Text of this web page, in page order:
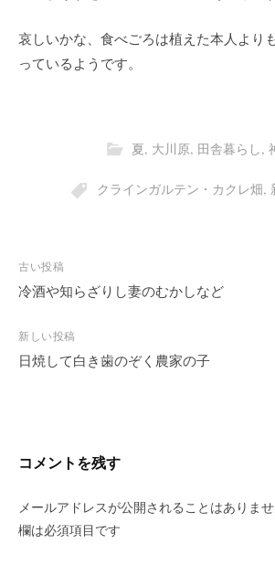
哀しいかな、食べごろは植えた本人より
っているようです。
夏, 大川原, 田舎暮らし,
クラインガルテン・カクレ畑,
投
稿
ビ
ゲ
ン
古い投稿
冷酒や知らざりし妻のむかしなど
新しい投稿
日焼して白き歯のぞく農家の子
コメントを残す
メールアドレスが公開されることはありませ
欄は必須項目です